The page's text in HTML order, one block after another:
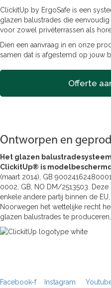
ClickitUp by ErgoSafe is een
glazen balustrades die
voor zowel privéterrassen als
Dien een aanvraag in en onze
samen dat is afgestemd op jouw
Offerte
Ontworpen en
Het glazen
ClickitUp® is
(maart 2014), GB
0002, GB, NO DM/2513503.
enkele andere partij binnen de
Noorwegen het wettelijke recht
glazen balustrades te
Facebook-f Instagram